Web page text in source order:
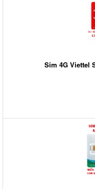
Sim 4G Viettel